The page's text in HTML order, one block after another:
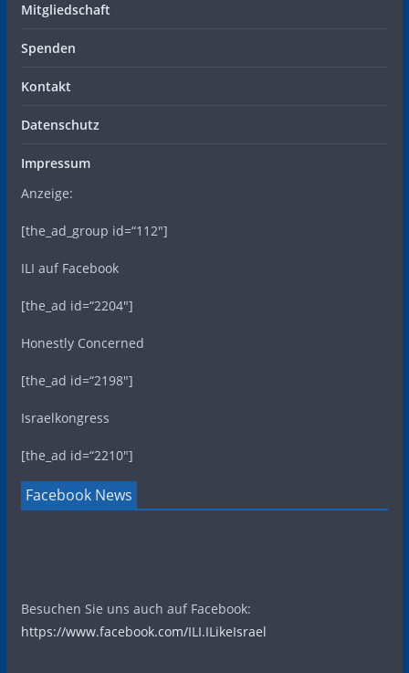
Mitgliedschaft
Spenden
Kontakt
Datenschutz
Impressum
Anzeige:
[the_ad_group id=“112″]
ILI auf Facebook
[the_ad id=“2204″]
Honestly Concerned
[the_ad id=“2198″]
Israelkongress
[the_ad id=“2210″]
Facebook News
Besuchen Sie uns auch auf Facebook:
https://www.facebook.com/ILI.ILikeIsrael